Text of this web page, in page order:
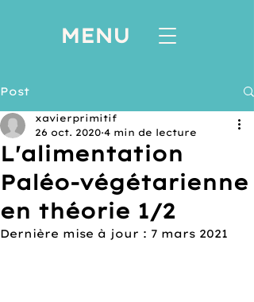
MENU
Post
L'alimentation
Paléo-végétarienne
en théorie 1/2
xavierprimitif
26 oct. 2020 4 min de lecture
Dernière mise à jour : 7 mars 2021